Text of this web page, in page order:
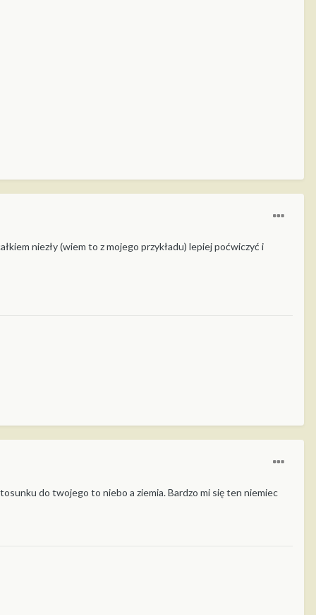
niezły (wiem to z mojego przykładu) lepiej poćwiczyć i
do twojego to niebo a ziemia. Bardzo mi się ten niemiec